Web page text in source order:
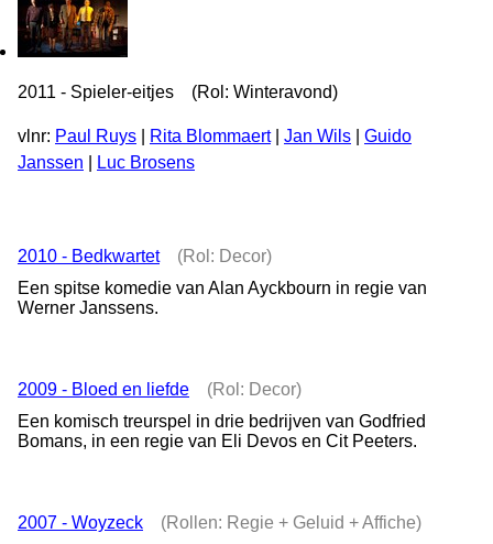
2011 - Spieler-eitjes (Rol: Winteravond)
vlnr: Paul Ruys Rita Blommaert| Jan Wils
Guido
Janssen
Luc Brosens
2010 - Bedkwartet
(Rol: Decor)
Een spitse komedie van Alan Ayckbourn in regie van
Werner Janssens.
2009 - Bloed en liefde
(Rol: Decor)
Een komisch treurspel in drie bedrijven van Godfried
Bomans, in een regie van Eli Devos en Cit Peeters.
2007 - Woyzeck
(Rollen: Regie + Geluid + Affiche)